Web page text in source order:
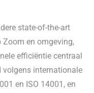
state-of-the-art
en omgeving,
efficiëntie centraal
volgens internationale
en ISO 14001, en